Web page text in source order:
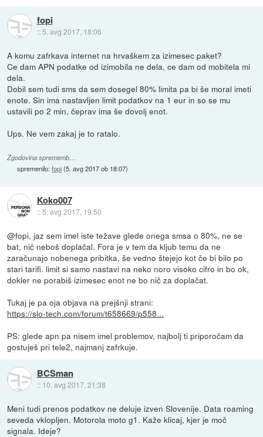
fopi
:: 5. avg 2017, 18:06
A komu zafrkava internet na hrvaškem za izimesec paket?
Ce dam APN podatke od izimobila ne dela, ce dam od mobitela mi
dela.
Dobil sem tudi sms da sem dosegel 80% limita pa bi še moral imeti
enote. Sin ima nastavljen limit podatkov na 1 eur in so se mu
ustavili po 2 min, čeprav ima še dovolj enot.
Ups. Ne vem zakaj je to ratalo.
Zgodovina sprememb…
spremenilo:fopi(5. avg 2017 ob 18:07)
Koko007
::5. avg 2017, 19:50
@fopi, jaz sem imel iste težave glede onega smsa o 80%, ne se
bat, nič neboš doplačal. Fora je v tem da kljub temu da ne
zaračunajo nobenega pribitka, še vedno štejejo kot če bi bilo po
stari tarifi. limit si samo nastavi na neko noro visoko cifro in bo ok,
dokler ne porabiš izimesec enot ne bo nič za doplačat.
Tukaj je pa oja objava na prejšnji strani:
https://slo-tech.com/forum/t658669/p558...
PS: glede apn pa nisem imel problemov, najbolj ti priporočam da
gostuješ pri tele2, najmanj zafrkuje.
BCSman
:: 10. avg 2017, 21:38
Meni tudi prenos podatkov ne deluje izven Slovenije. Data roaming
seveda vklopljen. Motorola moto g1. Kaže klicaj, kjer je moč
signala. Ideje?